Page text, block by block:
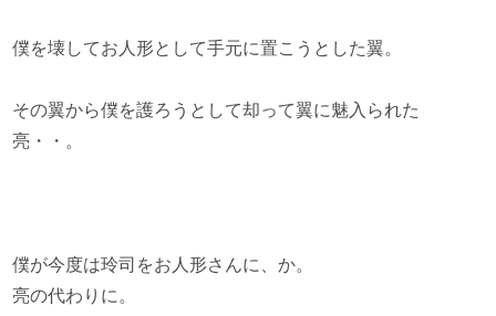
僕を壊してお人形として手元に置こうとした翼。
その翼から僕を護ろうとして却って翼に魅入られた
亮・・。
僕が今度は玲司をお人形さんに、か。
亮の代わりに。